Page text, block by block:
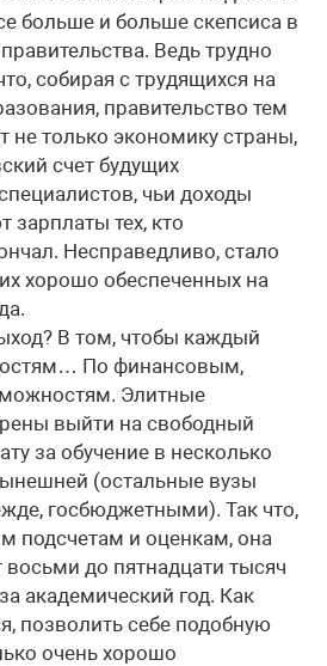
больше и больше скепсиса в
Ведь трудно
собирая с трудящихся на
правительство тем
только экономику страны,
счет будущих
чьи доходы
тех, кто
Несправедливо, стало
хорошо обеспеченных на
В том, чтобы каждый
По финансовым,
Элитные
выйти на свободный
за обучение в несколько
(остальные вузы
госбюджетными). Так что,
подсчетам и оценкам, она
восьми до пятнадцати тысяч
академический год. Как
позволить себе подобную
очень хорошо